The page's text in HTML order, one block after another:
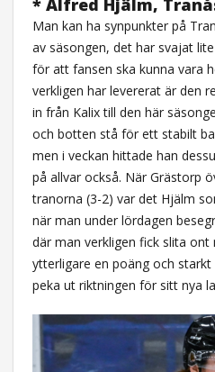
Man kan ha synpunkter på
av säsongen, det har svajat
för att fansen ska kunna vara
verkligen har levererat är den
in från Kalix till den här
och botten stå för ett stabilt
men i veckan hittade han
på allvar också. När Grästorp
tranorna (3-2) var det Hjälm
när man under lördagen
där man verkligen fick slita
ytterligare en poäng och
peka ut riktningen för sitt nya